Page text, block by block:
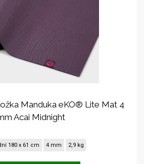
Manduka eKO® Lite Mat 4
Acai Midnight
180 x 61 cm 4 mm 2,9 kg